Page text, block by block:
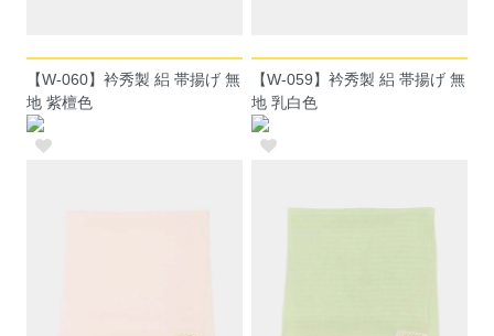
【W-060】衿秀製 絽 帯揚げ 無
地 紫檀色
【W-059】衿秀製 絽 帯揚げ 無
地 乳白色